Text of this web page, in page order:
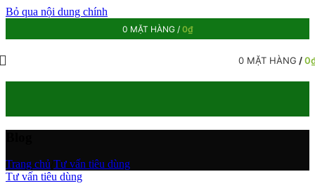
Bỏ qua nội dung chính
0 MẶT HÀNG / 0₫
0 MẶT HÀNG /0
Trang chủ Tư vấn tiêu dùng
Tư vấn tiêu dùng